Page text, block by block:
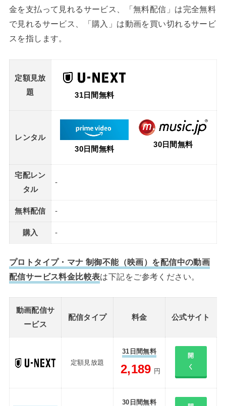
金を支払って見れるサービス、「無料配信」は完全無料
で見れるサービス、「購入」は動画を買い切れるサービ
スを指します。
定額見放
題
31日間無料
レンタル
30日間無料
30日間無料
宅配レン
タル
-
無料配信 -
購入 -
プロトタイプ・マナ 制御不能（映画）を配信中の動画
配信サービス料金比較表は下記をご参考ください。
動画配信サ
ービス
配信タイプ 料金 公式サイト
定額見放題
31日間無料
2,189 円
開
く
30日間無料